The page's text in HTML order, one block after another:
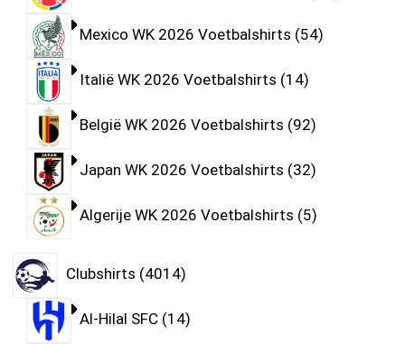
Mexico WK 2026 Voetbalshirts 54
Italië WK 2026 Voetbalshirts 14
België WK 2026 Voetbalshirts 92
Japan WK 2026 Voetbalshirts 32
Algerije WK 2026 Voetbalshirts 5
Clubshirts 4014
Al-Hilal SFC 14